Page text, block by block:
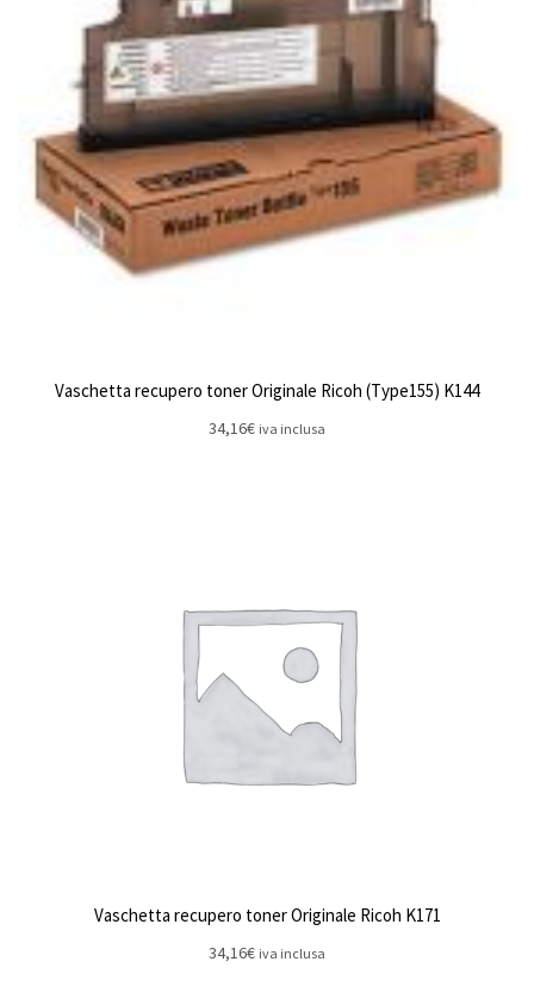
Vaschetta recupero toner Originale Ricoh (Type155) K144
34,16€ iva inclusa
Vaschetta recupero toner Originale Ricoh K171
34,16€ iva inclusa